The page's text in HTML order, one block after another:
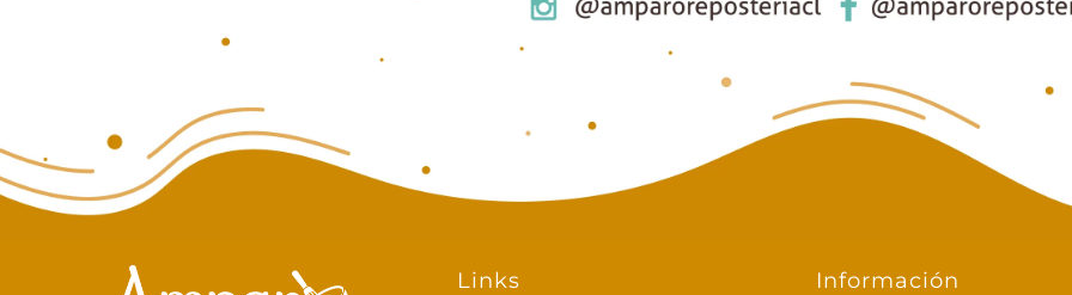
Links Información